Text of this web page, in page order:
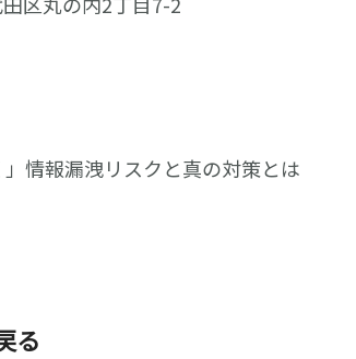
情報漏洩リスクと真の対策とは
る